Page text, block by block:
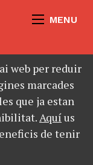
MENU
web per reduir
marcades
que ja estan
Aquíus
de tenir